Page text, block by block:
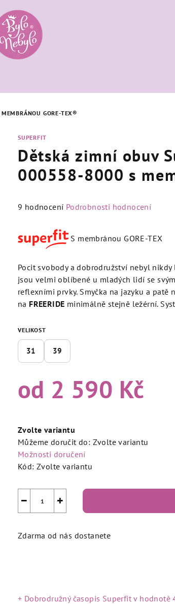
GORE-TEX®
SUPERFIT
Dětská zimní obuv
000558-8000 s
Průměrné
je
z
5
hvězdiček.
9 hodnocení Podrobnosti hodnocení
S membránou GORE-TEX
Pocit svobody a dobrodružství nebyl nikdy
jsou velmi oblíbené u mladých lidí se
reflexními prvky. Smyčka na jazyku a
na FREERIDE minimálně stejně ležérní.
VELIKOST
31 39
od 2 590 Kč
cena:
Zvolte variantu
Můžeme doručit do: Zvolte variantu
Možnosti doručení
Kód: Zvolte variantu
+
−
Zdarma od nás dostanete
+ Dobrodružný časopis Superfitv hodnotě